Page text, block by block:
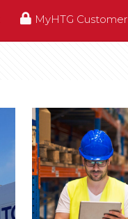
MyHTG Customer